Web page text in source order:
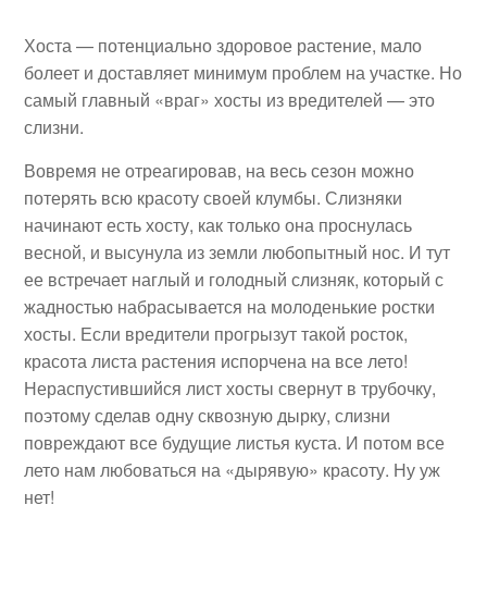
Хоста — потенциально здоровое растение, мало
болеет и доставляет минимум проблем на участке. Но
самый главный «враг» хосты из вредителей — это
слизни.
Вовремя не отреагировав, на весь сезон можно
потерять всю красоту своей клумбы. Слизняки
начинают есть хосту, как только она проснулась
весной, и высунула из земли любопытный нос. И тут
ее встречает наглый и голодный слизняк, который с
жадностью набрасывается на молоденькие ростки
хосты. Если вредители прогрызут такой росток,
красота листа растения испорчена на все лето!
Нераспустившийся лист хосты свернут в трубочку,
поэтому сделав одну сквозную дырку, слизни
повреждают все будущие листья куста. И потом все
лето нам любоваться на «дырявую» красоту. Ну уж
нет!